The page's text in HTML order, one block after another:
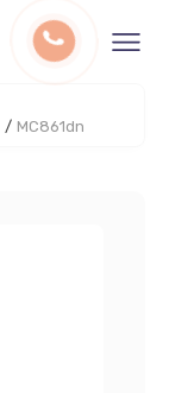
/ MC861dn